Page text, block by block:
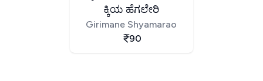
ಕ್ಕಿಯ ಹೆಗಲೇರಿ
Girimane Shyamarao
90